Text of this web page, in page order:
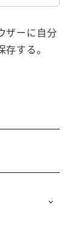
ザーに自分
する。